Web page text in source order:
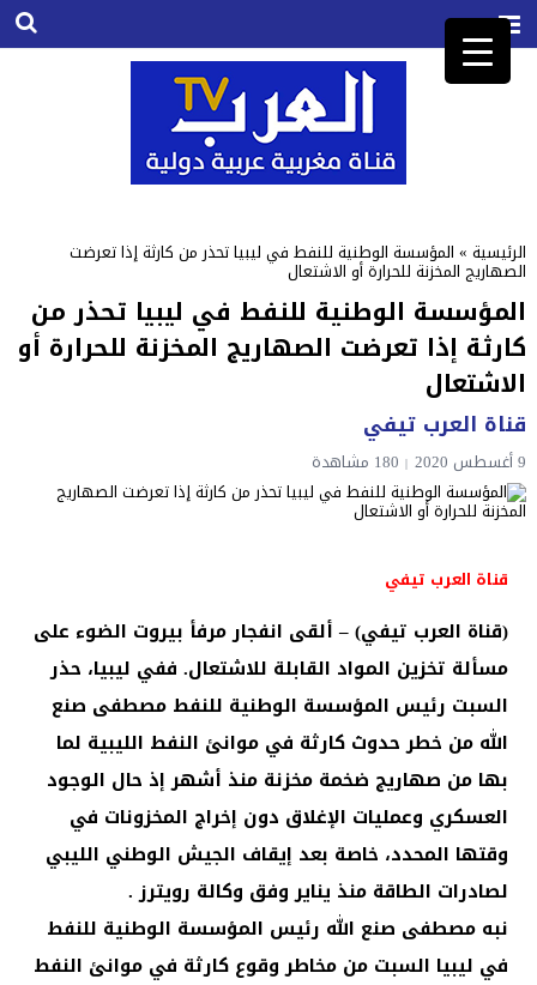
الرئيسية» المؤسسة الوطنية للنفط في ليبيا تحذر من كارثة إذا تعرضت
الصهاريج المخزنة للحرارة أو الاشتعال
المؤسسة الوطنية للنفط في ليبيا تحذر من
كارثة إذا تعرضت الصهاريج المخزنة للحرارة أو
الاشتعال
قناة العرب تيفي
9 أغسطس 2020 180مشاهدة
قناة العرب تيفي
(قناة العرب تيفي) – ألقى انفجار مرفأ بيروت الضوء على
مسألة تخزين المواد القابلة للاشتعال. ففي ليبيا، حذر
السبت رئيس المؤسسة الوطنية للنفط مصطفى صنع
الله من خطر حدوث كارثة في موانئ النفط الليبية لما
بها من صهاريج ضخمة مخزنة منذ أشهر إذ حال الوجود
العسكري وعمليات الإغلاق دون إخراج المخزونات في
وقتها المحدد، خاصة بعد إيقاف الجيش الوطني الليبي
لصادرات الطاقة منذ يناير وفق وكالة رويترز .
نبه مصطفى صنع الله رئيس المؤسسة الوطنية للنفط
في ليبيا السبت من مخاطر وقوع كارثة في موانئ النفط